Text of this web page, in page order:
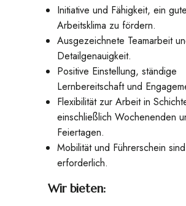
Initiative und Fähigkeit, ein
Arbeitsklima zu fördern.
Ausgezeichnete Teamarbeit
Detailgenauigkeit.
Positive Einstellung, ständige
Lernbereitschaft und
Flexibilität zur Arbeit in
einschließlich Wochenenden
Feiertagen.
Mobilität und Führerschein sind
erforderlich.
Wir bieten: